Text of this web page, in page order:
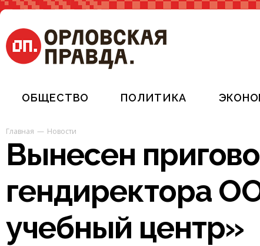
ОБЩЕСТВО ПОЛИТИКА
Главная Новости
Вынесен
гендиректора
учебный центр»